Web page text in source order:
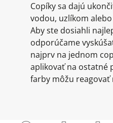
Copíky sa dajú
vodou, uzlíkom
Aby ste dosiahli
odporúčame
najprv na jednom
aplikovať na ostatné
farby môžu reagovať